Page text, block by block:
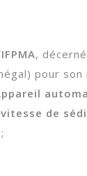
,
pour son
de